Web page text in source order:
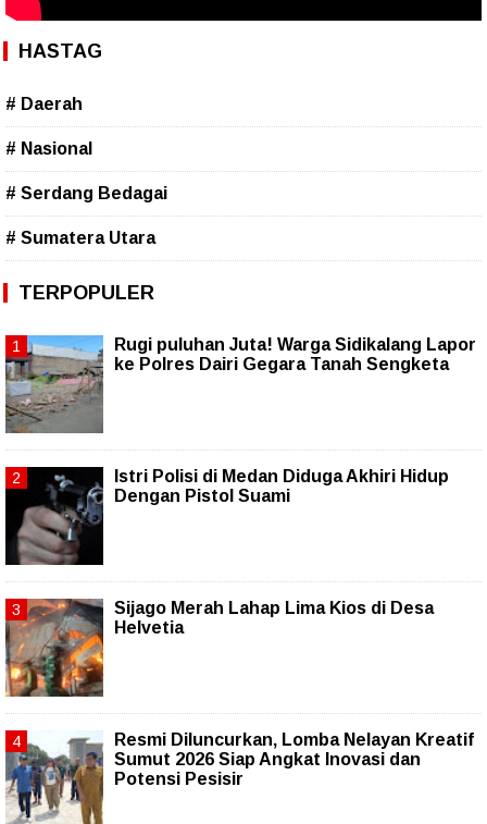
HASTAG
# Daerah
# Nasional
# Serdang Bedagai
# Sumatera Utara
TERPOPULER
Rugi puluhan Juta! Warga Sidikalang Lapor
ke Polres Dairi Gegara Tanah Sengketa
Istri Polisi di Medan Diduga Akhiri Hidup
Dengan Pistol Suami
Sijago Merah Lahap Lima Kios di Desa
Helvetia
Resmi Diluncurkan, Lomba Nelayan Kreatif
Sumut 2026 Siap Angkat Inovasi dan
Potensi Pesisir